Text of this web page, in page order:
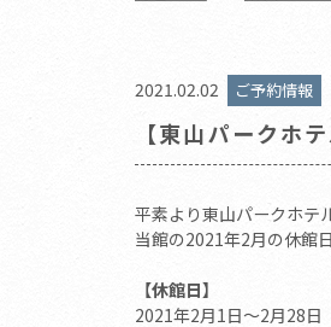
2021.02.02 ご予約情報
【東山パーク
平素より東山パークホテ
当館の2021年2月の休館
【休館日】
2021年2月1日～2月28日